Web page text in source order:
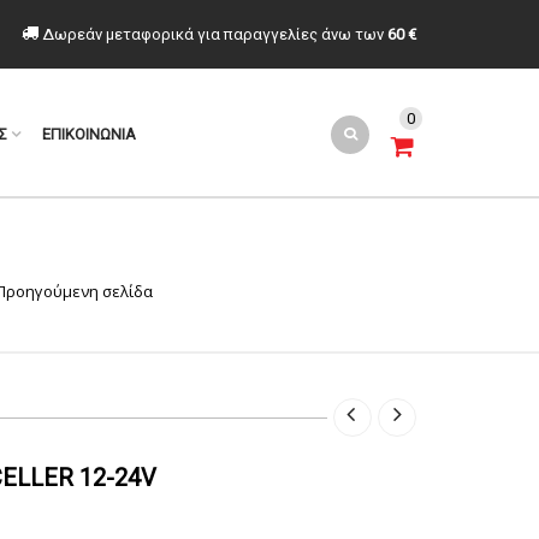
Δωρεάν μεταφορικά για παραγγελίες άνω των 60 €
ΕΠΙΚΟΙΝΩΝΙΑ
0
σελίδα
12-24V